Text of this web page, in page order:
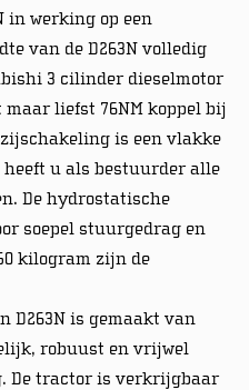
in werking op een
van de D263N volledig
3 cilinder dieselmotor
liefst 76NM koppel bij
zijschakeling is een vlakke
u als bestuurder alle
De hydrostatische
soepel stuurgedrag en
kilogram zijn de
D263N is gemaakt van
robuust en vrijwel
De tractor is verkrijgbaar